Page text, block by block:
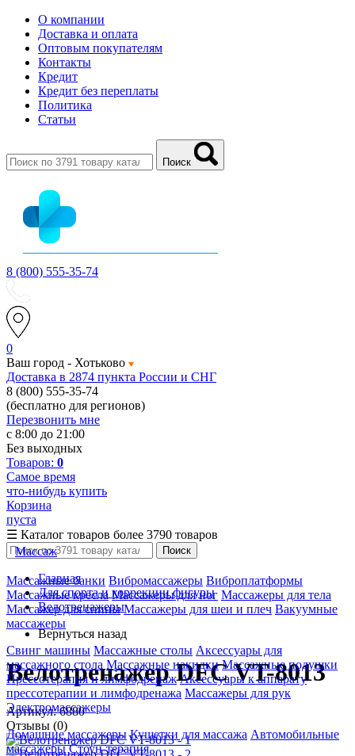
О компании
Доставка и оплата
Оптовым покупателям
Контакты
Кредит
Кредит без переплаты
Политика
Статьи
Поиск
8 (800) 555-35-74
0
Ваш город - Хотьково
Доставка в 2874 пункта России и СНГ
8 (800) 555-35-74
(бесплатно для регионов)
Перезвонить мне
с 8:00 до 21:00
Без выходных
Товаров: 0
Самое время
что-нибудь купить
Корзина
пуста
☰ Каталог товаров более 3790 товаров
Массаж
Массажные банки Вибромассажеры Виброплатформы
Массажные кресла Массажеры для ног Массажеры для тела
Массажер для спины Массажеры для шеи и плеч Вакуумные
массажеры
Свинг машины Массажные столы Аксессуары для
массажного стола Массажные накидки Массажные подушки
Прессотерапия и лимфодренаж Аксессуары к аппарату
прессотерапии и лимфодренажа Массажеры для рук
Электромассажеры
Домашние массажеры Кушетки для массажа Автомобильные
массажеры Стоун-терапия
Поиск
Главная
Для спорта и коррекции фигуры
Велотренажеры
Вернуться назад
Велотренажер DFC VT-8013
Артикул: 6880
Отзывы (0)